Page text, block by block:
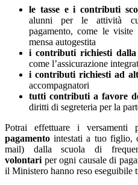
le tasse e i contributi
alunni per le attività
pagamento, come le
mensa autogestita
i contributi richiesti dalla
come l’assicurazione
i contributi richiesti ad
accompagnatori
tutti contributi a favore
diritti di segreteria per la
Potrai effettuare i versamenti
pagamento intestati a tuo figlio,
mail) dalla scuola di
volontari per ogni causale di
il Ministero hanno reso eseguibile